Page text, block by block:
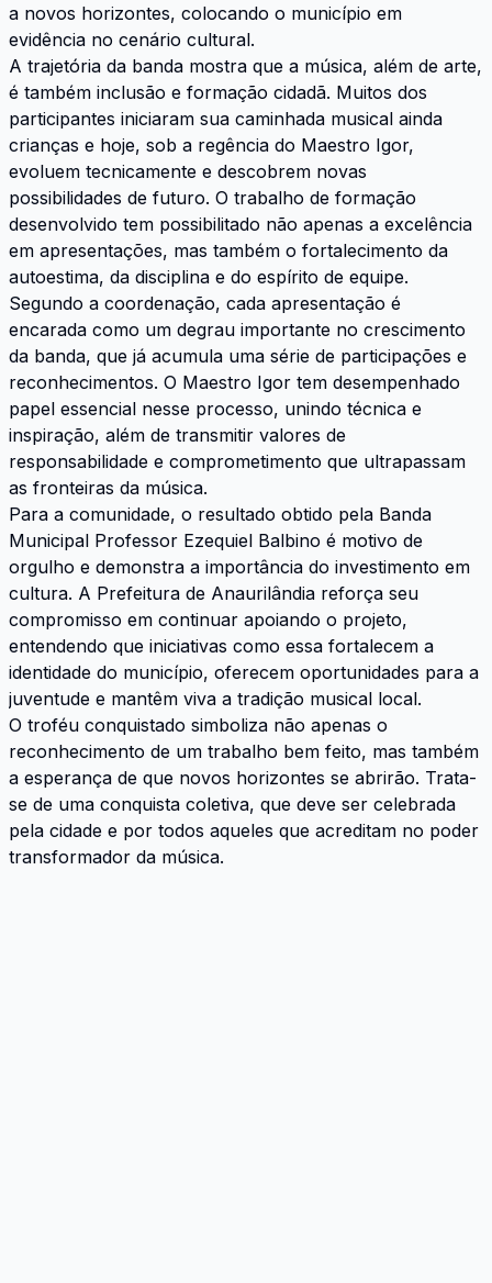
a novos horizontes, colocando o município em
evidência no cenário cultural.
A trajetória da banda mostra que a música, além de arte,
é também inclusão e formação cidadã. Muitos dos
participantes iniciaram sua caminhada musical ainda
crianças e hoje, sob a regência do Maestro Igor,
evoluem tecnicamente e descobrem novas
possibilidades de futuro. O trabalho de formação
desenvolvido tem possibilitado não apenas a excelência
em apresentações, mas também o fortalecimento da
autoestima, da disciplina e do espírito de equipe.
Segundo a coordenação, cada apresentação é
encarada como um degrau importante no crescimento
da banda, que já acumula uma série de participações e
reconhecimentos. O Maestro Igor tem desempenhado
papel essencial nesse processo, unindo técnica e
inspiração, além de transmitir valores de
responsabilidade e comprometimento que ultrapassam
as fronteiras da música.
Para a comunidade, o resultado obtido pela Banda
Municipal Professor Ezequiel Balbino é motivo de
orgulho e demonstra a importância do investimento em
cultura. A Prefeitura de Anaurilândia reforça seu
compromisso em continuar apoiando o projeto,
entendendo que iniciativas como essa fortalecem a
identidade do município, oferecem oportunidades para a
juventude e mantêm viva a tradição musical local.
O troféu conquistado simboliza não apenas o
reconhecimento de um trabalho bem feito, mas também
a esperança de que novos horizontes se abrirão. Trata-
se de uma conquista coletiva, que deve ser celebrada
pela cidade e por todos aqueles que acreditam no poder
transformador da música.